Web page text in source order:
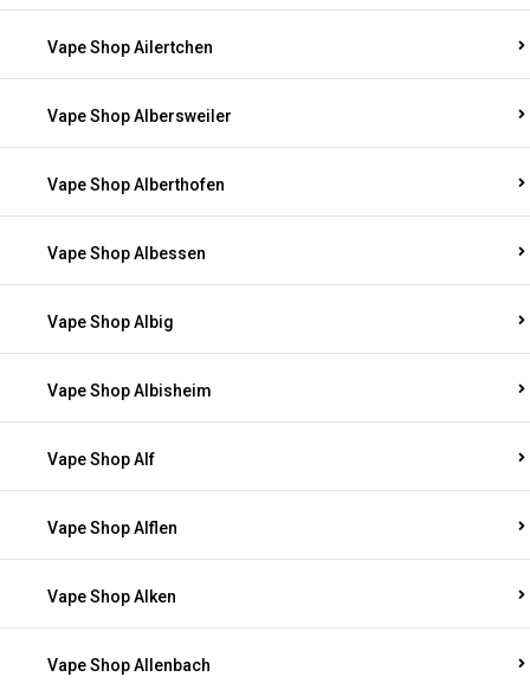
Vape Shop Ailertchen
Vape Shop Albersweiler
Vape Shop Alberthofen
Vape Shop Albessen
Vape Shop Albig
Vape Shop Albisheim
Vape Shop Alf
Vape Shop Alflen
Vape Shop Alken
Vape Shop Allenbach